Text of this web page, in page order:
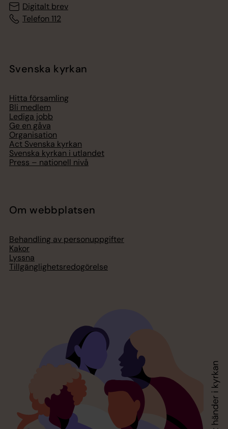
Digitalt brev
Telefon 112
Svenska kyrkan
Hitta församling
Bli medlem
Lediga jobb
Ge en gåva
Organisation
Act Svenska kyrkan
Svenska kyrkan i utlandet
Press – nationell nivå
Om webbplatsen
Behandling av personuppgifter
Kakor
Lyssna
Tillgänglighetsredogörelse